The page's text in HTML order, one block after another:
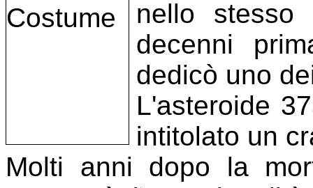
nello stesso
decenni
dedicò uno
L'asteroide
intitolato un
Molti anni dopo la